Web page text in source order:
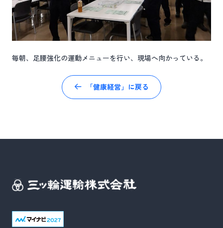
毎朝、足腰強化の運動メニューを行い、現場へ向かっている。
「健康経営」に戻る